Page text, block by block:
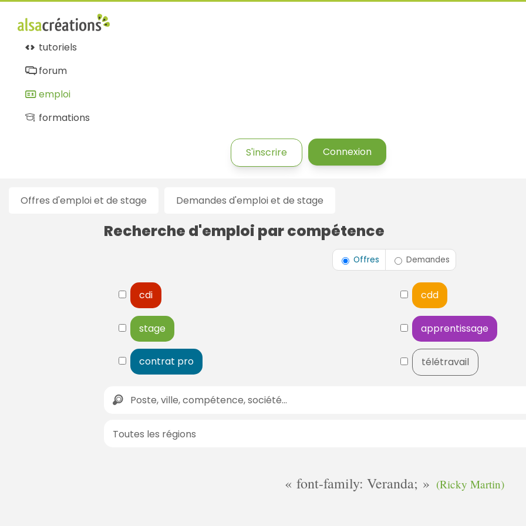
Alsacréations
emploi
tutoriels
forum
emploi
formations
S'inscrire Connexion
Offres d'emploi et de stage Demandes d'emploi et de stage
Recherche d'emploi par compétence
Type de contrat
Offres Demandes
cdi cdd
stage apprentissage
contrat pro télétravail
font-family: Veranda; (Ricky Martin)